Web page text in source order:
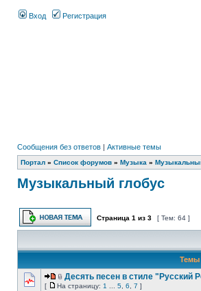
Вход Регистрация
Сообщения без ответов | Активные темы
Портал » Список форумов » Музыка »
Музыкальный глобус
Страница 1 из 3 [ Тем: 64 ]
Темы
Десять песен в стиле "Русский
[ На страницу: 1 5 6 7 ]